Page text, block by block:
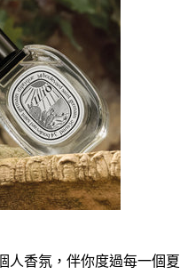
人香氛，伴你度過每一個夏